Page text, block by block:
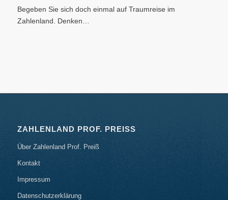
Begeben Sie sich doch einmal auf Traumreise im
Zahlenland. Denken…
ZAHLENLAND PROF. PREISS
Über Zahlenland Prof. Preiß
Kontakt
Impressum
Datenschutzerklärung